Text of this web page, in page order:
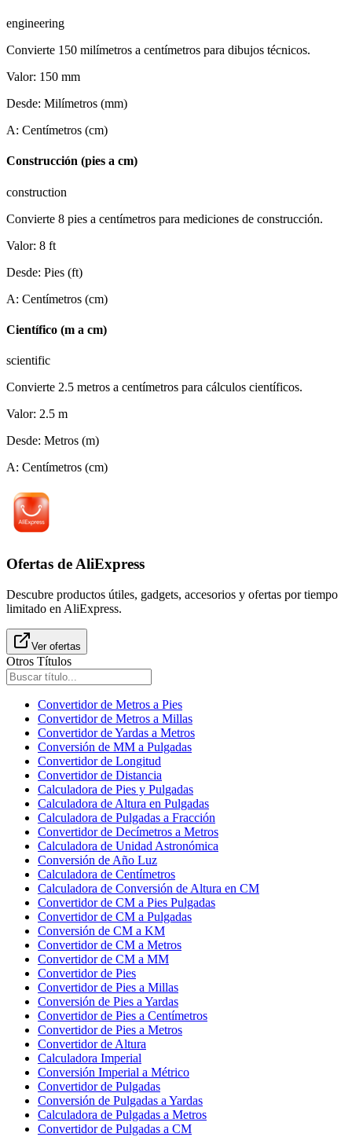
engineering
Convierte 150 milímetros a centímetros para dibujos técnicos.
Valor: 150 mm
Desde: Milímetros (mm)
A: Centímetros (cm)
Construcción (pies a cm)
construction
Convierte 8 pies a centímetros para mediciones de construcción.
Valor: 8 ft
Desde: Pies (ft)
A: Centímetros (cm)
Científico (m a cm)
scientific
Convierte 2.5 metros a centímetros para cálculos científicos.
Valor: 2.5 m
Desde: Metros (m)
A: Centímetros (cm)
Ofertas de AliExpress
Descubre productos útiles, gadgets, accesorios y ofertas por tiempo
limitado en AliExpress.
Ver ofertas
Otros Títulos
Convertidor de Metros a Pies
Convertidor de Metros a Millas
Convertidor de Yardas a Metros
Conversión de MM a Pulgadas
Convertidor de Longitud
Convertidor de Distancia
Calculadora de Pies y Pulgadas
Calculadora de Altura en Pulgadas
Calculadora de Pulgadas a Fracción
Convertidor de Decímetros a Metros
Calculadora de Unidad Astronómica
Conversión de Año Luz
Calculadora de Centímetros
Calculadora de Conversión de Altura en CM
Convertidor de CM a Pies Pulgadas
Convertidor de CM a Pulgadas
Conversión de CM a KM
Convertidor de CM a Metros
Convertidor de CM a MM
Convertidor de Pies
Convertidor de Pies a Millas
Conversión de Pies a Yardas
Convertidor de Pies a Centímetros
Convertidor de Pies a Metros
Convertidor de Altura
Calculadora Imperial
Conversión Imperial a Métrico
Convertidor de Pulgadas
Conversión de Pulgadas a Yardas
Calculadora de Pulgadas a Metros
Convertidor de Pulgadas a CM